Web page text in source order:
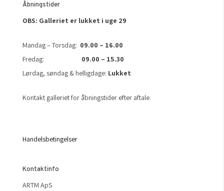
Åbningstider
OBS: Galleriet er lukket i uge 29
Mandag – Torsdag: 09.00 – 16.00
Fredag: 09.00 – 15.30
Lørdag, søndag & helligdage: Lukket
Kontakt galleriet for åbningstider efter aftale.
Handelsbetingelser
Kontaktinfo
ARTM ApS